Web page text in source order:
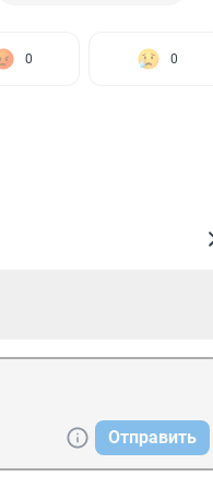
0 0
Отправить